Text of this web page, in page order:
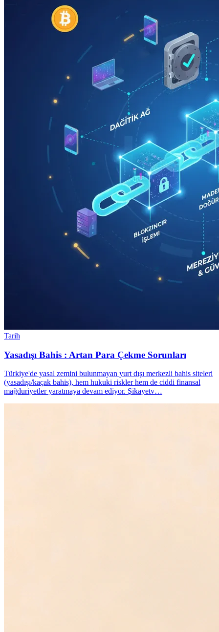
Tarih
Yasadışı Bahis : Artan Para Çekme Sorunları
Türkiye'de yasal zemini bulunmayan yurt dışı merkezli bahis siteleri
(yasadışı/kaçak bahis), hem hukuki riskler hem de ciddi finansal
mağduriyetler yaratmaya devam ediyor. Şikayetv…